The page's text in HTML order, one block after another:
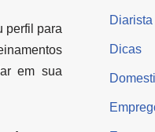
perfil para
em sua
Diarista
Dicas